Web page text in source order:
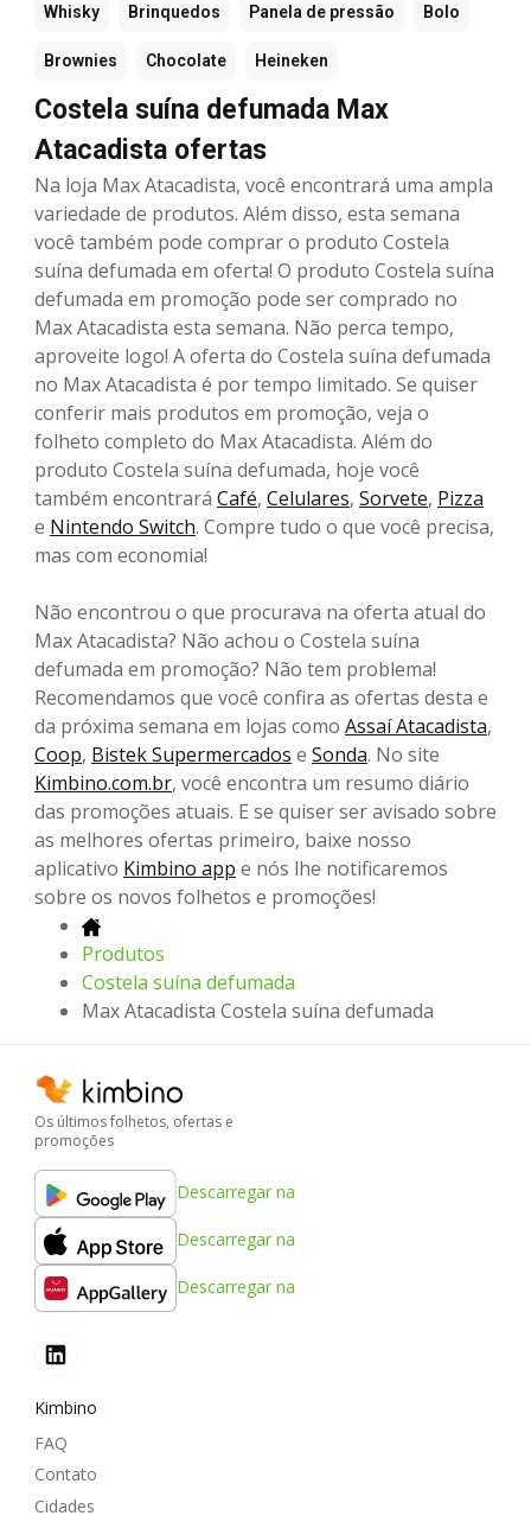
Whisky Brinquedos Panela de pressão Bolo
Brownies Chocolate Heineken
Costela suína defumada Max
Atacadista ofertas
Na loja Max Atacadista, você encontrará uma ampla
variedade de produtos. Além disso, esta semana
você também pode comprar o produto Costela
suína defumada em oferta! O produto Costela suína
defumada em promoção pode ser comprado no
Max Atacadista esta semana. Não perca tempo,
aproveite logo! A oferta do Costela suína defumada
no Max Atacadista é por tempo limitado. Se quiser
conferir mais produtos em promoção, veja o
folheto completo do Max Atacadista. Além do
produto Costela suína defumada, hoje você
também encontrará Café, Celulares, Sorvete, Pizza
e Nintendo Switch. Compre tudo o que você precisa,
mas com economia!
Não encontrou o que procurava na oferta atual do
Max Atacadista? Não achou o Costela suína
defumada em promoção? Não tem problema!
Recomendamos que você confira as ofertas desta e
da próxima semana em lojas como Assaí Atacadista,
Coop, Bistek Supermercados e Sonda. No site
Kimbino.com.br, você encontra um resumo diário
das promoções atuais. E se quiser ser avisado sobre
as melhores ofertas primeiro, baixe nosso
aplicativo Kimbino app e nós lhe notificaremos
sobre os novos folhetos e promoções!
Produtos
Costela suína defumada
Max Atacadista Costela suína defumada
Os últimos folhetos, ofertas e
promoções
Descarregar na
Descarregar na
Descarregar na
Kimbino
FAQ
Contato
Cidades